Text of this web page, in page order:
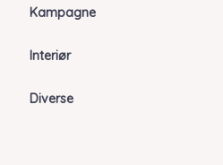
Kampagne
Interiør
Diverse